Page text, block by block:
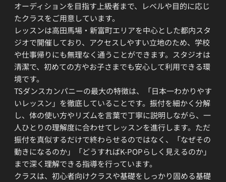
オーディションを目指す上級者まで、レベルや目的に応じ
たクラスをご用意しています。
レッスンは高田馬場・新富町エリアを中心とした都内スタ
ジオで開催しており、アクセスしやすい立地のため、学校
や仕事帰りにも無理なく通うことができます。スタジオは
清潔で、初めての方やお子さまでも安心して利用できる環
境です。
TSダンスカンパニーの最大の特徴は、「日本一わかりやす
いレッスン」を徹底していることです。振付を細かく分解
し、体の使い方やリズムを言葉で丁寧に説明しながら、一
人ひとりの理解度に合わせてレッスンを進行します。ただ
振付を真似するだけで終わらせるのではなく、「なぜその
動きになるのか」「どうすればK-POPらしく見えるのか」
まで深く理解できる指導を行っています。
クラスは、初心者向けクラスや基礎をしっかり固める基礎